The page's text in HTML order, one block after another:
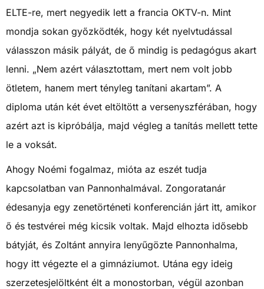
ELTE-re, mert negyedik lett a francia OKTV-n. Mint
mondja sokan győzködték, hogy két nyelvtudással
válasszon másik pályát, de ő mindig is pedagógus akart
lenni. „Nem azért választottam, mert nem volt jobb
ötletem, hanem mert tényleg tanítani akartam”. A
diploma után két évet eltöltött a versenyszférában, hogy
azért azt is kipróbálja, majd végleg a tanítás mellett tette
le a voksát.
Ahogy Noémi fogalmaz, mióta az eszét tudja
kapcsolatban van Pannonhalmával. Zongoratanár
édesanyja egy zenetörténeti konferencián járt itt, amikor
ő és testvérei még kicsik voltak. Majd elhozta idősebb
bátyját, és Zoltánt annyira lenyűgözte Pannonhalma,
hogy itt végezte el a gimnáziumot. Utána egy ideig
szerzetesjelöltként élt a monostorban, végül azonban